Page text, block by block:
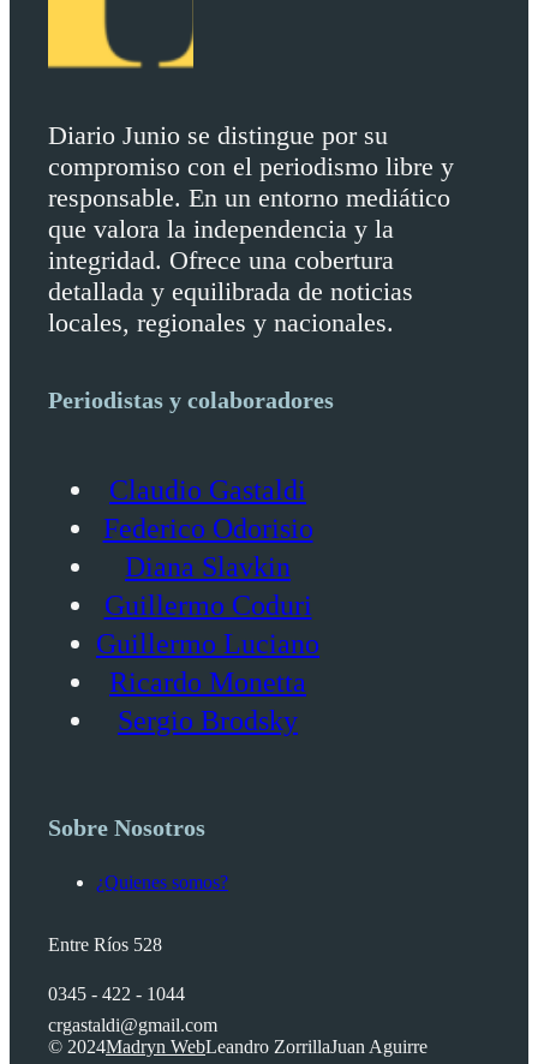
Diario Junio se distingue por su
compromiso con el periodismo libre y
responsable. En un entorno mediático
que valora la independencia y la
integridad. Ofrece una cobertura
detallada y equilibrada de noticias
locales, regionales y nacionales.
Periodistas y colaboradores
Claudio Gastaldi
Federico Odorisio
Diana Slavkin
Guillermo Coduri
Guillermo Luciano
Ricardo Monetta
Sergio Brodsky
Sobre Nosotros
¿Quienes somos?
Entre Ríos 528
0345 - 422 - 1044
crgastaldi@gmail.com
© 2024Madryn WebLeandro ZorrillaJuan Aguirre